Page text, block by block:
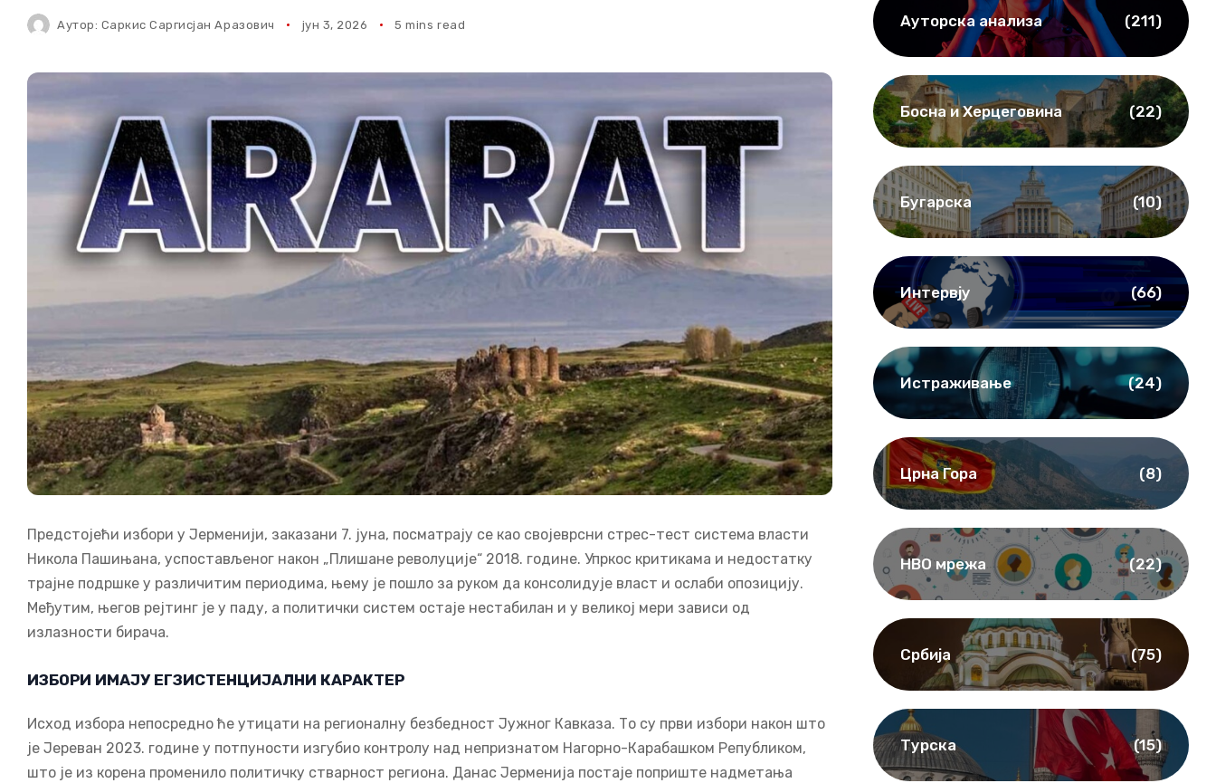
Аутор: Саркис Саргисјан Аразович јун 3, 2026 5 mins read
Предстојећи избори у Јерменији, заказани 7. јуна, посматрају се као својеврсни стрес-тест система власти
Никола Пашињана, успостављеног након „Плишане револуције“ 2018. године. Упркос критикама и недостатку
трајне подршке у различитим периодима, њему је пошло за руком да консолидује власт и ослаби опозицију.
Међутим, његов рејтинг је у паду, а политички систем остаје нестабилан и у великој мери зависи од
излазности бирача.
ИЗБОРИ ИМАЈУ ЕГЗИСТЕНЦИЈАЛНИ КАРАКТЕР
Исход избора непосредно ће утицати на регионалну безбедност Јужног Кавказа. То су први избори након што
је Јереван 2023. године у потпуности изгубио контролу над непризнатом Нагорно-Карабашком Републиком,
што је из корена променило политичку стварност региона. Данас Јерменија постаје поприште надметања
Ауторска анализа (211)
Босна и Херцеговина (22)
Бугарска (10)
Интервју (66)
Истраживање (24)
Црна Гора (8)
НВО мрежа (22)
Србија (75)
Турска (15)